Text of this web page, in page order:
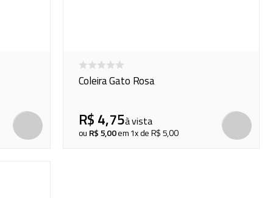
COMPRAR
Coleira Gato Rosa
R$ 4,75à vista
ou R$5,00em1x deR$5,00